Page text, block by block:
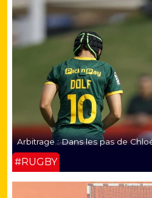
Arbitrage : Dans les pas de
#RUGBY